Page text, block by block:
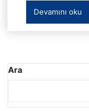
Devamını oku
Ara